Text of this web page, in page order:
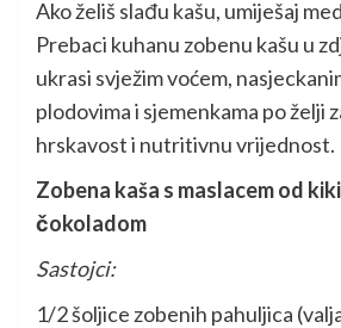
Ako želiš slađu kašu, umiješaj
Prebaci kuhanu zobenu kašu u
ukrasi svježim voćem,
plodovima i sjemenkama po želji
hrskavost i nutritivnu vrijednost.
Zobena kaša s maslacem od
čokoladom
Sastojci:
1/2 šoljice zobenih pahuljica